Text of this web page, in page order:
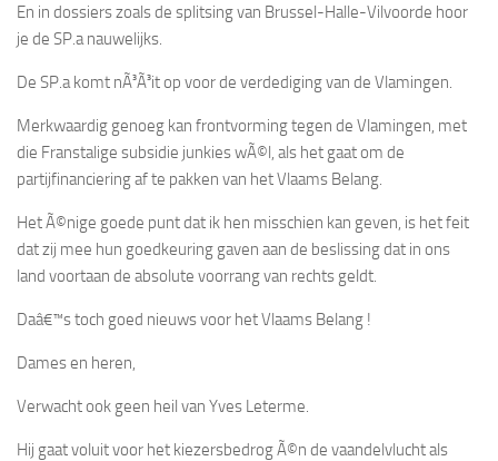
En in dossiers zoals de splitsing van Brussel-Halle-Vilvoorde hoor
je de SP.a nauwelijks.
De SP.a komt nÃ³Ã³it op voor de verdediging van de Vlamingen.
Merkwaardig genoeg kan frontvorming tegen de Vlamingen, met
die Franstalige subsidie junkies wÃ©l, als het gaat om de
partijfinanciering af te pakken van het Vlaams Belang.
Het Ã©nige goede punt dat ik hen misschien kan geven, is het feit
dat zij mee hun goedkeuring gaven aan de beslissing dat in ons
land voortaan de absolute voorrang van rechts geldt.
Daâ€™s toch goed nieuws voor het Vlaams Belang !
Dames en heren,
Verwacht ook geen heil van Yves Leterme.
Hij gaat voluit voor het kiezersbedrog Ã©n de vaandelvlucht als